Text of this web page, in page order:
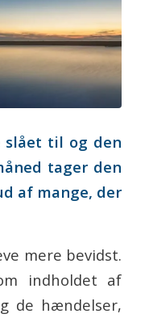
til og den
tager den
af mange, der
mere bevidst.
indholdet af
de hændelser,